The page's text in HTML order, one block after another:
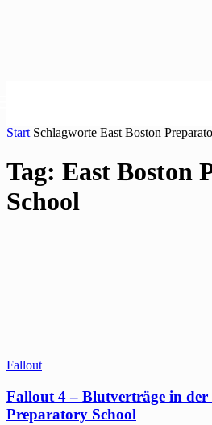
Start Schlagworte East Boston
Tag: East Boston
School
Fallout
Fallout 4 – Blutverträge in der
Preparatory School